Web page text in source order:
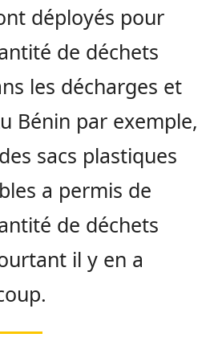
déployés pour
de déchets
les décharges et
Bénin par exemple,
sacs plastiques
a permis de
de déchets
il y en a